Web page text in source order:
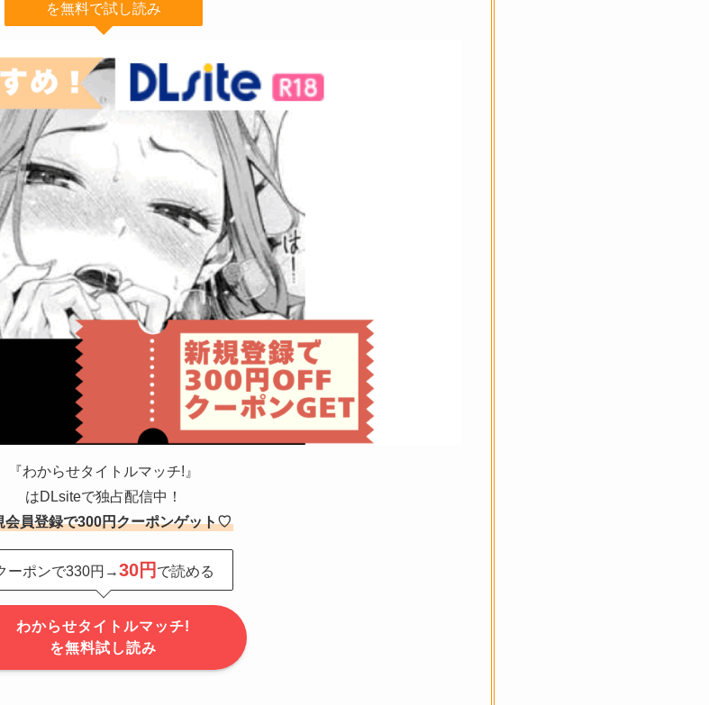
を無料で試し読み
『わからせタイトルマッチ!』
はDLsiteで独占配信中！
会員登録で300円クーポンゲット♡
ーポンで330円→30円 で読める
わからせタイトルマッチ!
を無料試し読み